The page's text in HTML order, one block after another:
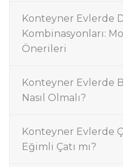
Konteyner Evlerde
Kombinasyonları:
Önerileri
Konteyner Evlerde
Nasıl Olmalı?
Konteyner Evlerde
Eğimli Çatı mı?